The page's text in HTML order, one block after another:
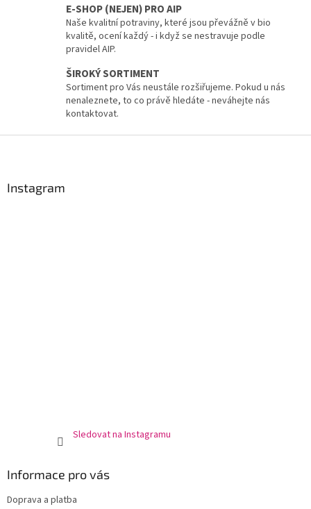
y
v
ý
i
s
u
E-SHOP (NEJEN) PRO AIP
Naše kvalitní potraviny, které jsou převážně v bio
kvalitě, ocení každý - i když se nestravuje podle
pravidel AIP.
ŠIROKÝ SORTIMENT
Sortiment pro Vás neustále rozšiřujeme. Pokud u nás
nenaleznete, to co právě hledáte - neváhejte nás
kontaktovat.
Instagram
Sledovat na Instagramu
Informace pro vás
Doprava a platba